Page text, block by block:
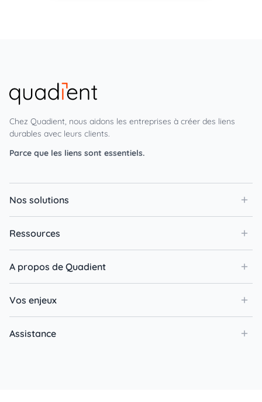
Chez Quadient, nous aidons les entreprises à créer des liens
durables avec leurs clients.
Parce que les liens sont essentiels.
Nos solutions
Ressources
A propos de Quadient
Vos enjeux
Assistance